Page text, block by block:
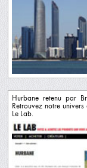
Hurbane retenu par
Retrouvez notre
Le Lab.